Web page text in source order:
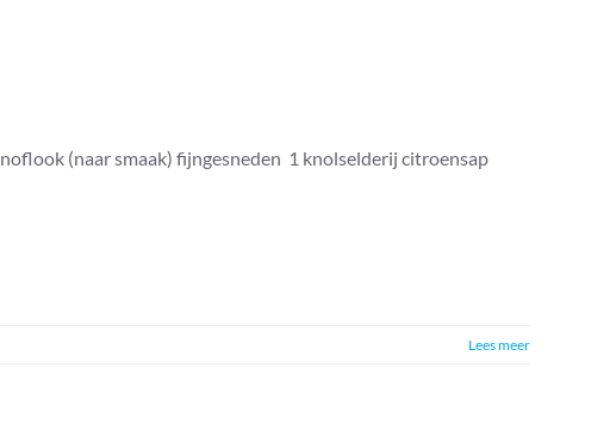
(naar smaak) fijngesneden 1 knolselderij citroensap
Lees meer